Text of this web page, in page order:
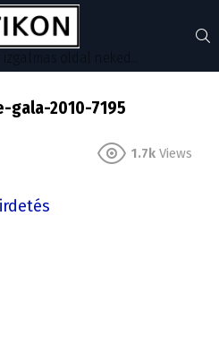
2010-7195
1.7k Views